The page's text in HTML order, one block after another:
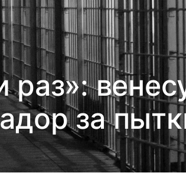
раз»:
за